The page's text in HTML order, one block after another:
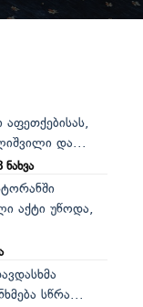
და...
ნახვა
აქტი უწოდა,
სწრა...